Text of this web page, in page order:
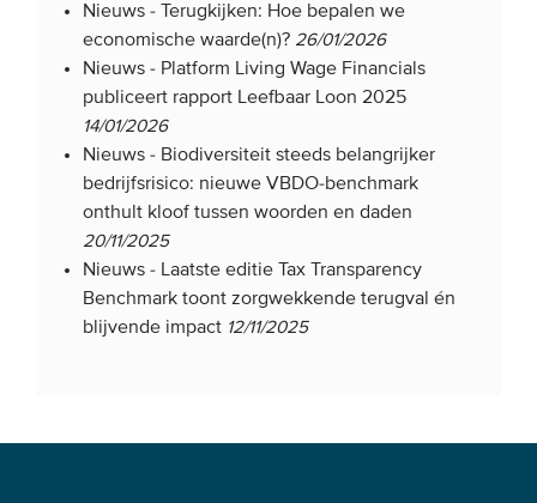
Nieuws -
Terugkijken: Hoe bepalen we
economische waarde(n)? 26/01/2026
Nieuws - Platform Living Wage Financials
publiceert rapport Leefbaar Loon 2025
14/01/2026
Nieuws - Biodiversiteit steeds belangrijker
bedrijfsrisico: nieuwe VBDO-benchmark
onthult kloof tussen woorden en daden
20/11/2025
Nieuws - Laatste editie Tax Transparency
Benchmark toont zorgwekkende terugval én
blijvende impact 12/11/2025